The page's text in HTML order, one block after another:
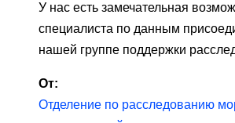
У нас есть замечательная
специалиста по данным
нашей группе поддержки
От:
Отделение по расследованию